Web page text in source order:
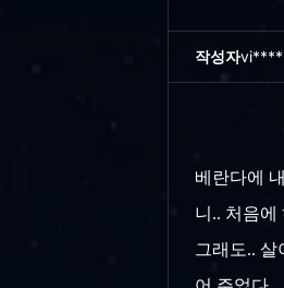
작성자
베란다에
니.. 처음에
그래도..